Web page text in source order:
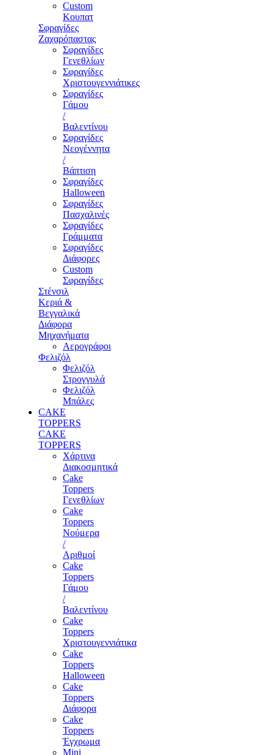
Custom
Κουπατ
Σφραγίδες
Ζαχαρόπαστας
Σφραγίδες
Γενεθλίων
Σφραγίδες
Χριστουγεννιάτικες
Σφραγίδες
Γάμου
/
Βαλεντίνου
Σφραγίδες
Νεογέννητα
/
Βάπτιση
Σφραγίδες
Halloween
Σφραγίδες
Πασχαλινές
Σφραγίδες
Γράμματα
Σφραγίδες
Διάφορες
Custom
Σφραγίδες
Στένσιλ
Κεριά &
Βεγγαλικά
Διάφορα
Μηχανήματα
Αερογράφοι
Φελιζόλ
Φελιζόλ
Στρογγυλά
Φελιζόλ
Μπάλες
CAKE
TOPPERS
CAKE
TOPPERS
Χάρτινα
Διακοσμητικά
Cake
Toppers
Γενεθλίων
Cake
Toppers
Νούμερα
/
Αριθμοί
Cake
Toppers
Γάμου
/
Βαλεντίνου
Cake
Toppers
Χριστουγεννιάτικα
Cake
Toppers
Halloween
Cake
Toppers
Διάφορα
Cake
Toppers
Έγχρωμα
Mini